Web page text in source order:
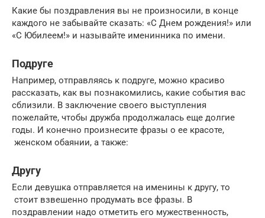
Какие бы поздравления вы не произносили, в конце
каждого не забывайте сказать: «С Днем рождения!» или
«С Юбилеем!» и называйте именинника по имени.
Подруге
Например, отправляясь к подруге, можно красиво
рассказать, как вы познакомились, какие события вас
сблизили. В заключение своего выступления
пожелайте, чтобы дружба продолжалась еще долгие
годы. И конечно произнесите фразы о ее красоте,
женском обаянии, а также:
Другу
Если девушка отправляется на именины к другу, то
стоит взвешенно продумать все фразы. В
поздравлении надо отметить его мужественность,